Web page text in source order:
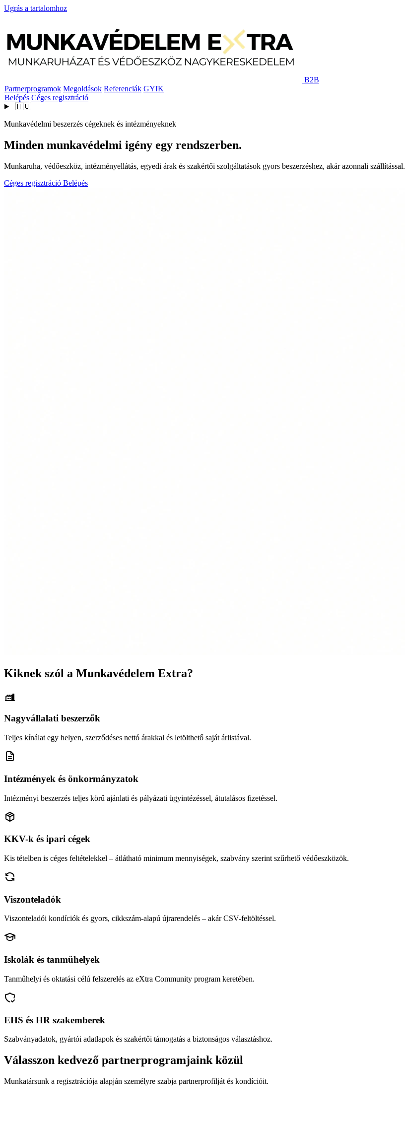
Ugrás a tartalomhoz
B2B
Partnerprogramok Megoldások Referenciák GYIK
Belépés Céges regisztráció
🇭🇺
Munkavédelmi beszerzés cégeknek és intézményeknek
Minden munkavédelmi igény egy rendszerben.
Munkaruha, védőeszköz, intézményellátás, egyedi árak és szakértői szolgáltatások gyors beszerzéshez, akár azonnali szállítással.
Céges regisztráció Belépés
Kiknek szól a Munkavédelem Extra?
Nagyvállalati beszerzők
Teljes kínálat egy helyen, szerződéses nettó árakkal és letölthető saját árlistával.
Intézmények és önkormányzatok
Intézményi beszerzés teljes körű ajánlati és pályázati ügyintézéssel, átutalásos fizetéssel.
KKV-k és ipari cégek
Kis tételben is céges feltételekkel – átlátható minimum mennyiségek, szabvány szerint szűrhető védőeszközök.
Viszonteladók
Viszonteladói kondíciók és gyors, cikkszám-alapú újrarendelés – akár CSV-feltöltéssel.
Iskolák és tanműhelyek
Tanműhelyi és oktatási célú felszerelés az eXtra Community program keretében.
EHS és HR szakemberek
Szabványadatok, gyártói adatlapok és szakértői támogatás a biztonságos választáshoz.
Válasszon kedvező partnerprogramjaink közül
Munkatársunk a regisztrációja alapján személyre szabja partnerprofilját és kondícióit.